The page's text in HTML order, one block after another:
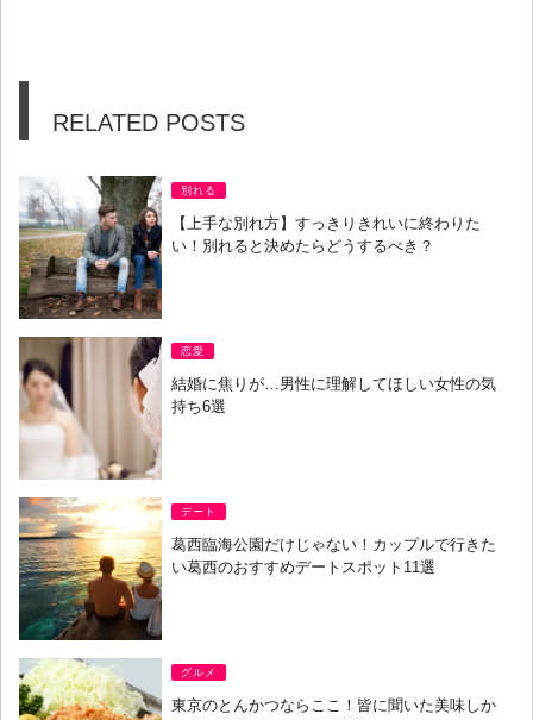
RELATED POSTS
別れる
【上手な別れ方】すっきりきれいに終わりた
い！別れると決めたらどうするべき？
恋愛
結婚に焦りが…男性に理解してほしい女性の気
持ち6選
デート
葛西臨海公園だけじゃない！カップルで行きた
い葛西のおすすめデートスポット11選
グルメ
東京のとんかつならここ！皆に聞いた美味しか